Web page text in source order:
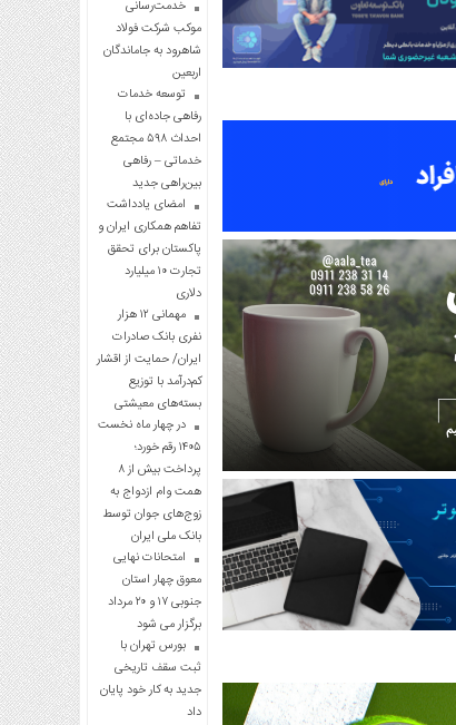
خدمت‌رسانی
موکب شرکت فولاد
شاهرود به جاماندگان
اربعین
توسعه خدمات
رفاهی جاده‌ای با
احداث ۵۹۸ مجتمع
خدماتی – رفاهی
بین‌راهی جدید
امضای یادداشت
تفاهم همکاری ایران و
پاکستان برای تحقق
تجارت ۱۰ میلیارد
دلاری
مهمانی ۱۲ هزار
نفری بانک صادرات
ایران/ حمایت از اقشار
کم‌درآمد با توزیع
بسته‌های معیشتی
در چهار ماه نخست
۱۴۰۵ رقم خورد؛
پرداخت بیش از ۸
همت وام ازدواج به
زوج‌های جوان توسط
بانک ملی ایران
امتحانات نهایی
معوق چهار استان
جنوبی ۱۷ و ۲۰ مرداد
برگزار می شود
بورس تهران با
ثبت سقف تاریخی
جدید به کار خود پایان
داد